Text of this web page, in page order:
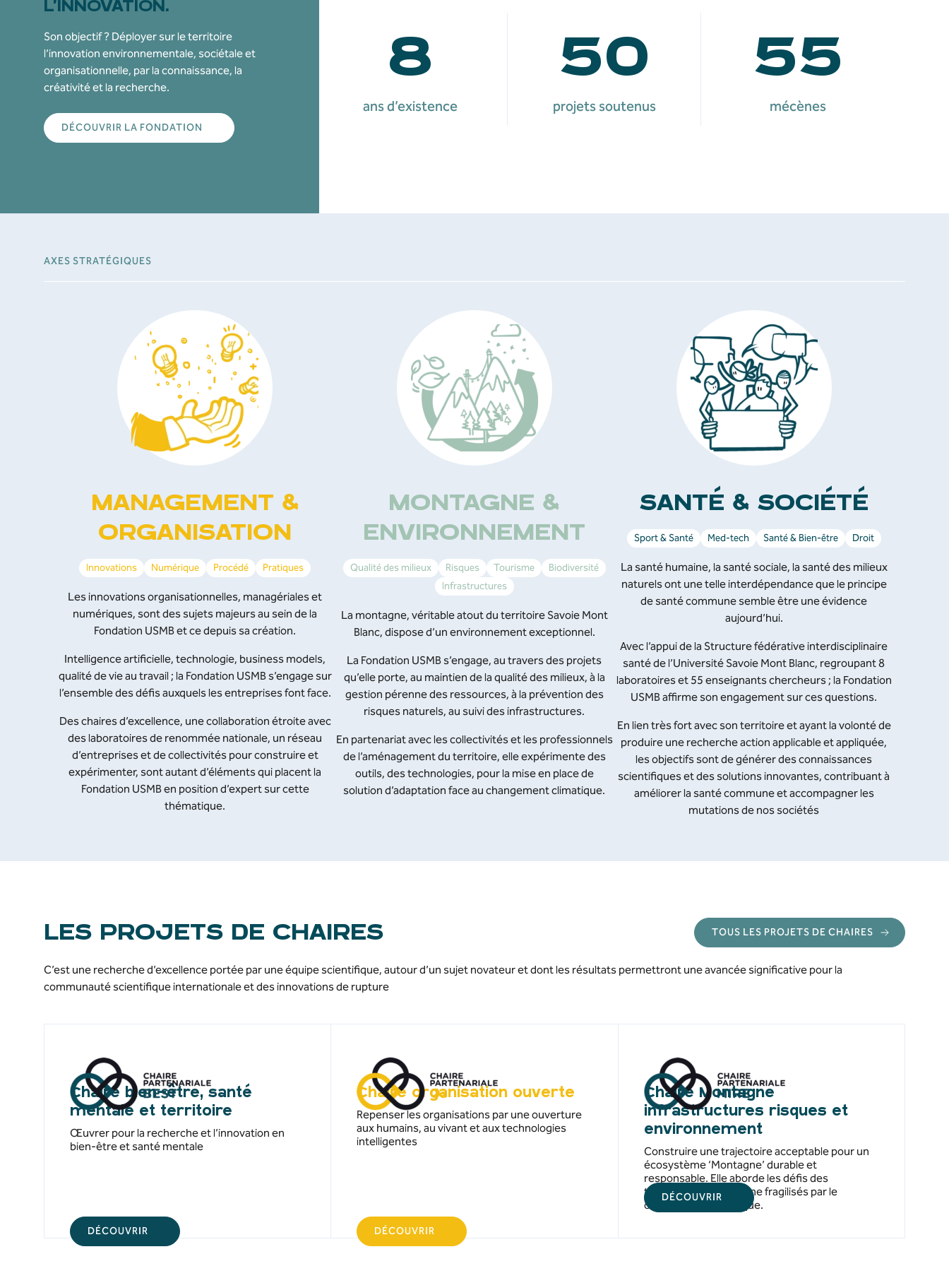
L’INNOVATION.
Son objectif ? Déployer sur le territoire
l’innovation environnementale, sociétale et
organisationnelle, par la connaissance, la
créativité et la recherche.
DÉCOUVRIR LA FONDATION
8
ans d’existence
50
projets soutenus
55
mécènes
AXES STRATÉGIQUES
MANAGEMENT &
ORGANISATION
Innovations Numérique Procédé Pratiques
Les innovations organisationnelles, managériales et
numériques, sont des sujets majeurs au sein de la
Fondation USMB et ce depuis sa création.
Intelligence artificielle, technologie, business models,
qualité de vie au travail ; la Fondation USMB s’engage sur
l’ensemble des défis auxquels les entreprises font face.
Des chaires d’excellence, une collaboration étroite avec
des laboratoires de renommée nationale, un réseau
d’entreprises et de collectivités pour construire et
expérimenter, sont autant d’éléments qui placent la
Fondation USMB en position d’expert sur cette
thématique.
MONTAGNE &
ENVIRONNEMENT
Qualité des milieux Risques Tourisme
Biodiversité
Infrastructures
La montagne, véritable atout du territoire Savoie Mont
Blanc, dispose d’un environnement exceptionnel.
La Fondation USMB s’engage, au travers des projets
qu’elle porte, au maintien de la qualité des milieux, à la
gestion pérenne des ressources, à la prévention des
risques naturels, au suivi des infrastructures.
En partenariat avec les collectivités et les professionnels
de l’aménagement du territoire, elle expérimente des
outils, des technologies, pour la mise en place de
solution d’adaptation face au changement climatique.
SANTÉ & SOCIÉTÉ
Sport & Santé Med-tech Santé & Bien-être Droit
La santé humaine, la santé sociale, la santé des milieux
naturels ont une telle interdépendance que le principe
de santé commune semble être une évidence
aujourd’hui.
Avec l’appui de la Structure fédérative interdisciplinaire
santé de l’Université Savoie Mont Blanc, regroupant 8
laboratoires et 55 enseignants chercheurs ; la Fondation
USMB affirme son engagement sur ces questions.
En lien très fort avec son territoire et ayant la volonté de
produire une recherche action applicable et appliquée,
les objectifs sont de générer des connaissances
scientifiques et des solutions innovantes, contribuant à
améliorer la santé commune et accompagner les
mutations de nos sociétés
LES PROJETS DE CHAIRES TOUS LES PROJETS DE CHAIRES
C’est une recherche d’excellence portée par une équipe scientifique, autour d’un sujet novateur et dont les résultats permettront une avancée significative pour la
communauté scientifique internationale et des innovations de rupture
Chaire bien-être, santé
mentale et territoire
Œuvrer pour la recherche et l’innovation en
bien-être et santé mentale
DÉCOUVRIR
Chaire organisation ouverte
Repenser les organisations par une ouverture
aux humains, au vivant et aux technologies
intelligentes
DÉCOUVRIR
Chaire Montagne
infrastructures risques et
environnement
Construire une trajectoire acceptable pour un
écosystème ‘Montagne’ durable et
responsable. Elle aborde les défis des
territoires de montagne fragilisés par le
changement climatique.
DÉCOUVRIR